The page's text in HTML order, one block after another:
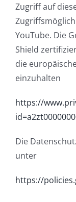
Zugriff auf
YouTube. Die
Shield
die
einzuhalten
https://
Die
unter
https://